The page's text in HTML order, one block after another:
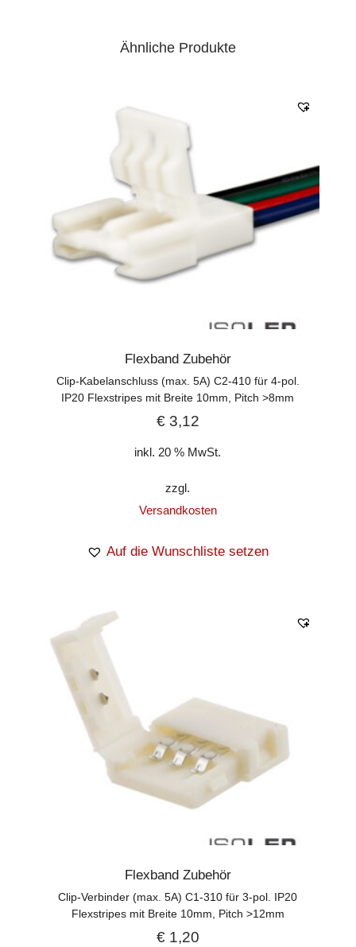
Ähnliche Produkte
Flexband Zubehör
Clip-Kabelanschluss (max. 5A) C2-410 für 4-pol.
IP20 Flexstripes mit Breite 10mm, Pitch >8mm
€3,12
inkl. 20 % MwSt.
zzgl.
Versandkosten
Auf die Wunschliste setzen
Flexband Zubehör
Clip-Verbinder (max. 5A) C1-310 für 3-pol. IP20
Flexstripes mit Breite 10mm, Pitch >12mm
€1,20